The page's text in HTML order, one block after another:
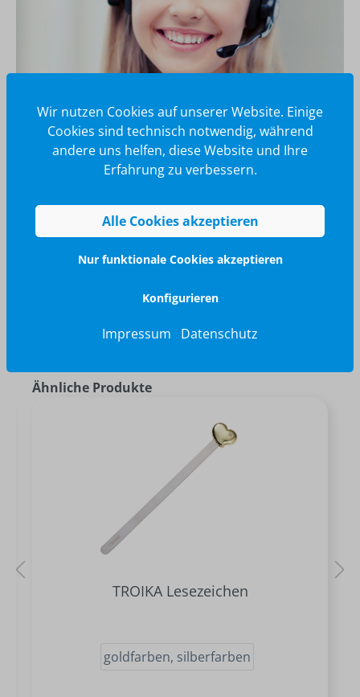
Wir glänzen für Sie
040 / 570 18 25 70
info@brilliant-promotion.com
Jetzt anfragen
Ähnliche Produkte
TROIKA Lesezeichen
goldfarben, silberfarben
Wir nutzen Cookies auf unserer Website. Einige
Cookies sind technisch notwendig, während
andere uns helfen, diese Website und Ihre
Erfahrung zu verbessern.
Alle Cookies akzeptieren
Nur funktionale Cookies akzeptieren
Konfigurieren
Impressum Datenschutz